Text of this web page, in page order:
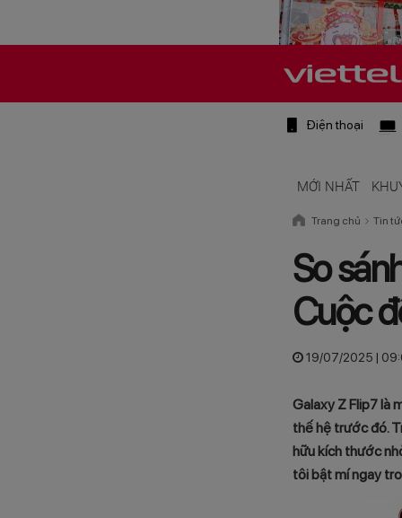
Điện thoại
MỚI NHẤT
Trang chủ Tin
So
Cuộc
19/07/2025 |
Galaxy Z Flip7 là
thế hệ trước đó.
hữu kích thước
tôi bật mí ngay